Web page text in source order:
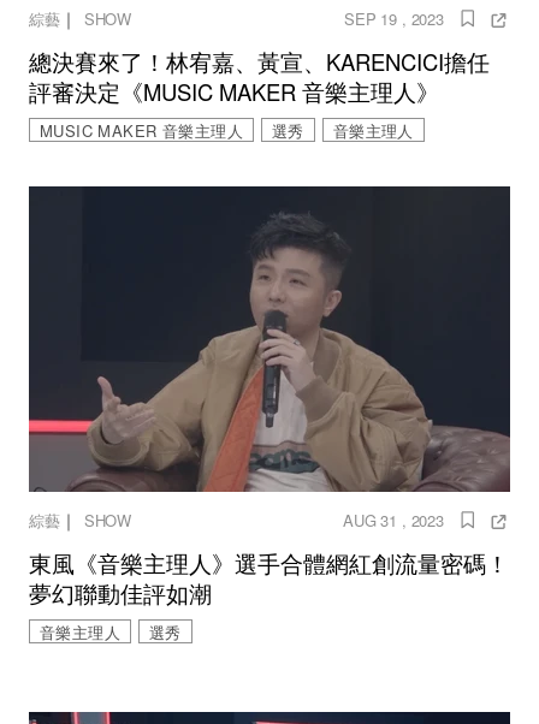
綜藝｜ SHOW SEP 19 , 2023
總決賽來了！林宥嘉、黃宣、KARENCICI擔任
評審決定《MUSIC MAKER 音樂主理人》
MUSIC MAKER 音樂主理人 選秀 音樂主理人
綜藝｜ SHOW AUG 31 , 2023
東風《音樂主理人》選手合體網紅創流量密碼！
夢幻聯動佳評如潮
音樂主理人 選秀